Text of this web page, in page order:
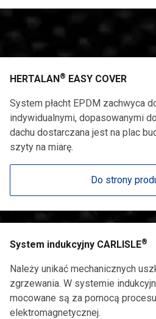
HERTALAN® EASY COVER
System płacht EPDM zachwyca
indywidualnymi, dopasowanymi
dachu dostarczana jest na plac
szyty na miarę.
Do strony
System indukcyjny CARLISLE®
Należy unikać mechanicznych
zgrzewania. W systemie
mocowane są za pomocą
elektromagnetycznej.